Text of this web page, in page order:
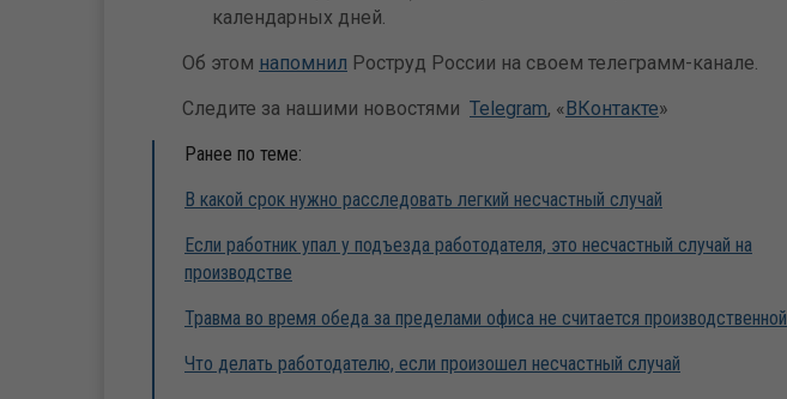
календарных дней.
Об этом напомнил Роструд России на своем телеграмм-канале.
Следите за нашими новостями Telegram, «ВКонтакте»
Ранее по теме:
В какой срок нужно расследовать легкий несчастный случай
Если работник упал у подъезда работодателя, это несчастный случай на
производстве
Травма во время обеда за пределами офиса не считается производственной
Что делать работодателю, если произошел несчастный случай